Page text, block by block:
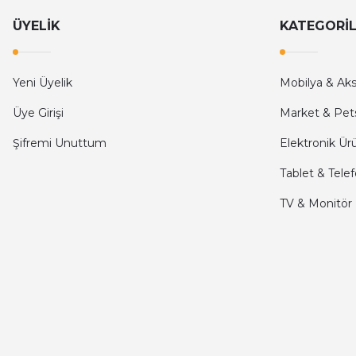
kargo hızlı
mehmet yıldız | 19/06/2025
seiko astron kordon 7x52
ÜYELİK
Yeni Üyelik
Üye Girişi
Şifremi Unuttum
Mobilya &
Market &
Elektronik
Tablet &
TV & Monitör